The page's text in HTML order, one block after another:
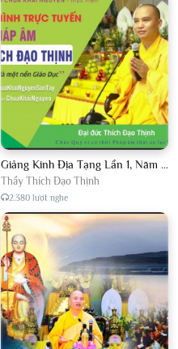
Giảng Kinh Địa Tạng Lần 1, Năm 2018 tại Chùa Quất Lâm
Thầy Thích Đạo Thịnh
2.380 lượt nghe